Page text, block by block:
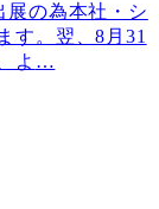
展の為本社・シ
す。翌、8月31
よ …